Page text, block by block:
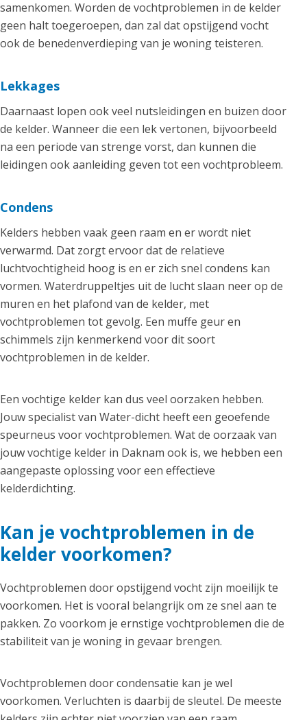
samenkomen. Worden de vochtproblemen in de kelder
geen halt toegeroepen, dan zal dat opstijgend vocht
ook de benedenverdieping van je woning teisteren.
Lekkages
Daarnaast lopen ook veel nutsleidingen en buizen door
de kelder. Wanneer die een lek vertonen, bijvoorbeeld
na een periode van strenge vorst, dan kunnen die
leidingen ook aanleiding geven tot een vochtprobleem.
Condens
Kelders hebben vaak geen raam en er wordt niet
verwarmd. Dat zorgt ervoor dat de relatieve
luchtvochtigheid hoog is en er zich snel condens kan
vormen. Waterdruppeltjes uit de lucht slaan neer op de
muren en het plafond van de kelder, met
vochtproblemen tot gevolg. Een muffe geur en
schimmels zijn kenmerkend voor dit soort
vochtproblemen in de kelder.
Een vochtige kelder kan dus veel oorzaken hebben.
Jouw specialist van Water-dicht heeft een geoefende
speurneus voor vochtproblemen. Wat de oorzaak van
jouw vochtige kelder in Daknam ook is, we hebben een
aangepaste oplossing voor een effectieve
kelderdichting.
Kan je vochtproblemen in de
kelder voorkomen?
Vochtproblemen door opstijgend vocht zijn moeilijk te
voorkomen. Het is vooral belangrijk om ze snel aan te
pakken. Zo voorkom je ernstige vochtproblemen die de
stabiliteit van je woning in gevaar brengen.
Vochtproblemen door condensatie kan je wel
voorkomen. Verluchten is daarbij de sleutel. De meeste